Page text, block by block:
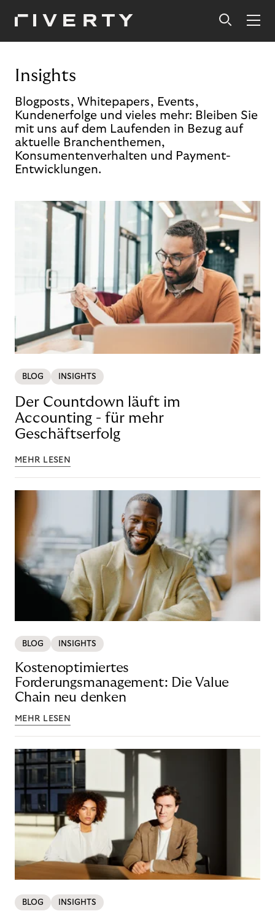
Insights
Blogposts, Whitepapers, Events,
Kundenerfolge und vieles mehr: Bleiben Sie
mit uns auf dem Laufenden in Bezug auf
aktuelle Branchenthemen,
Konsumentenverhalten und Payment-
Entwicklungen.
BLOG INSIGHTS
Der Countdown läuft im
Accounting - für mehr
Geschäftserfolg
MEHR LESEN
BLOG INSIGHTS
Kostenoptimiertes
Forderungsmanagement: Die Value
Chain neu denken
MEHR LESEN
BLOG INSIGHTS